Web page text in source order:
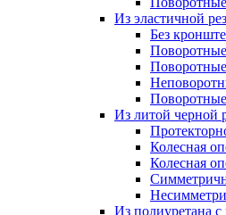
Из эластичной
Без
Из литой черной
Колесная
Колесная
Из полиуретана